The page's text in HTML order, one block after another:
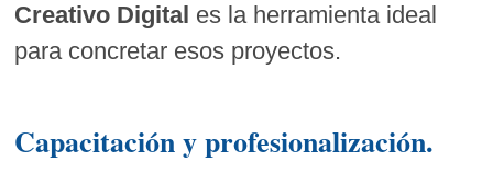
Creativo Digital es la herramienta ideal
para concretar esos proyectos.
Capacitación y profesionalización.